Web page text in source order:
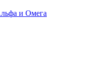
и Омега